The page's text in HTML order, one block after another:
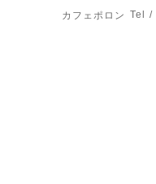
カフェポロン Tel /